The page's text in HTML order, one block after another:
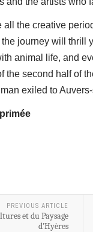
the creative
journey will
animal life, and
the second half of
exiled to
PREVIOUS ARTICLE
et du Paysage
d'Hyères